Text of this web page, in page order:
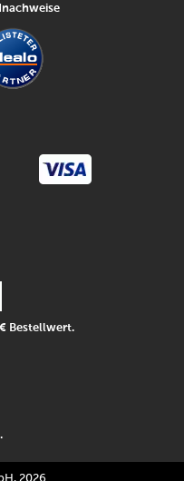
.
Bestellwert.
2026